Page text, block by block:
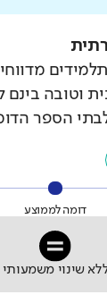
וטובה בינם
הספר
דומה לממוצע
שינוי משמעותי